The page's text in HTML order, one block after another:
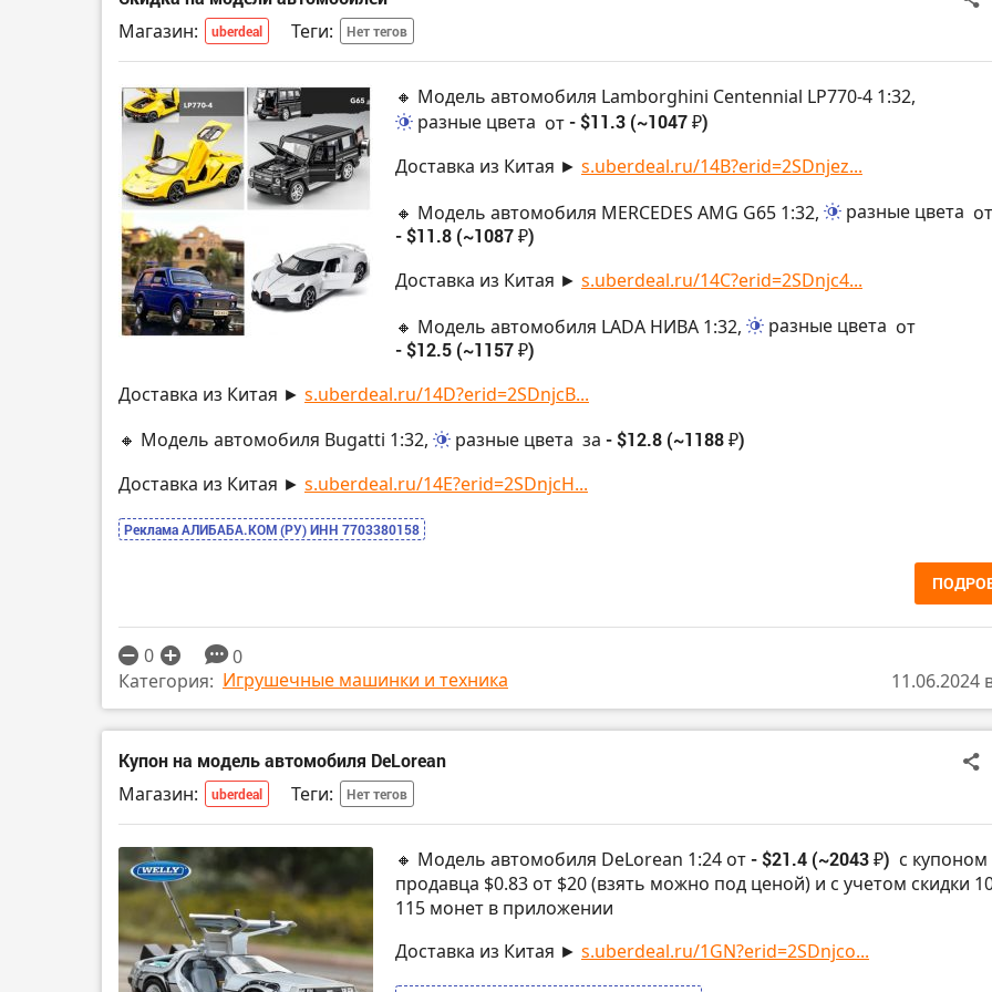
Магазин: uberdeal Теги: Нет тегов
🔸 Модель автомобиля Lamborghini Centennial LP770-4 1:32,
разные цвета от- $11.3 (~1047 ₽)
Доставка из Китая ► s.uberdeal.ru/14B?erid=2SDnjez...
🔸 Модель автомобиля MERCEDES AMG G65 1:32,
разные цвета от
- $11.8 (~1087 ₽)
Доставка из Китая ► s.uberdeal.ru/14C?erid=2SDnjc4...
🔸 Модель автомобиля LADA НИВА 1:32,
разные цвета от
- $12.5 (~1157 ₽)
Доставка из Китая ► s.uberdeal.ru/14D?erid=2SDnjcB...
🔸 Модель автомобиля Bugatti 1:32,
разные цвета за - $12.8 (~1188 ₽)
Доставка из Китая ► s.uberdeal.ru/14E?erid=2SDnjcH...
Реклама АЛИБАБА.КОМ (РУ) ИНН 7703380158
0
0
Категория: Игрушечные машинки и техника 11.06.2024
Купон на модель автомобиля DeLorean
Магазин: uberdeal Теги: Нет тегов
🔸 Модель автомобиля DeLorean 1:24 от- $21.4 (~2043 ₽) с купоном
продавца $0.83 от $20 (взять можно под ценой) и с учетом скидки
115 монет в приложении
Доставка из Китая ► s.uberdeal.ru/1GN?erid=2SDnjco...